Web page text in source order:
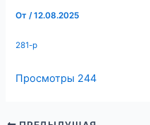
От /12.08.2025
281-р
Просмотры 244